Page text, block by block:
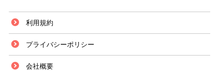
利用規約
プライバシーポリシー
会社概要